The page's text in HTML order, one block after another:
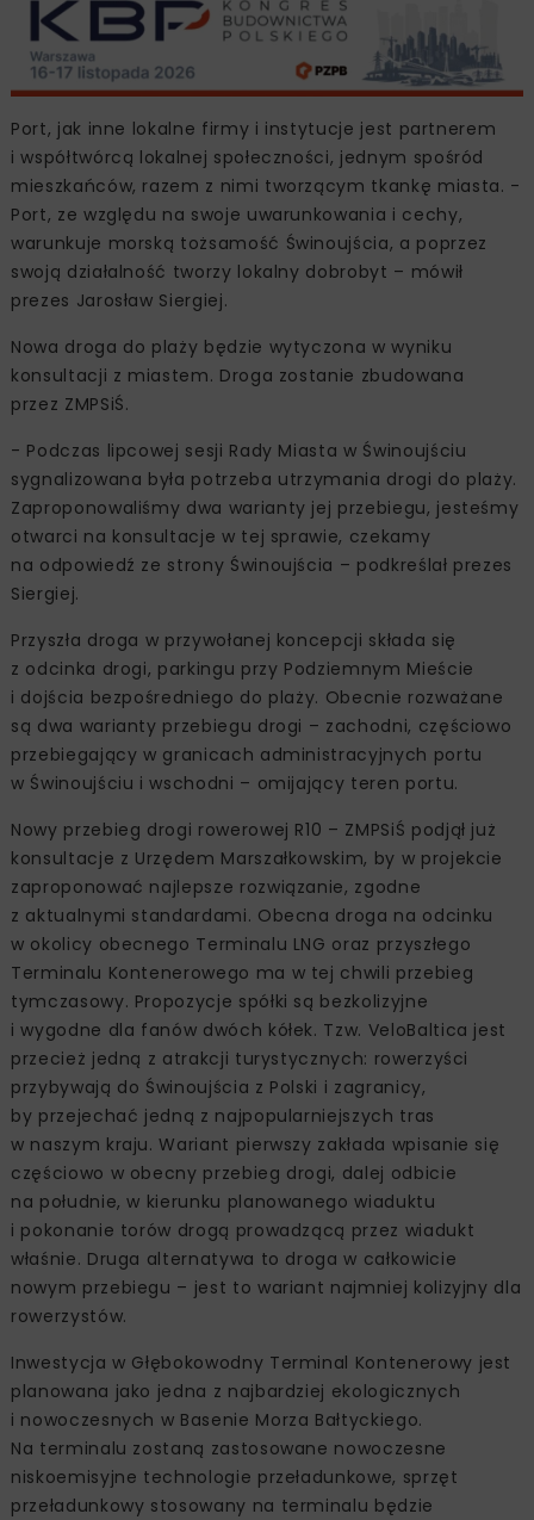
Port, jak inne lokalne firmy i instytucje jest partnerem
i współtwórcą lokalnej społeczności, jednym spośród
mieszkańców, razem z nimi tworzącym tkankę miasta. -
Port, ze względu na swoje uwarunkowania i cechy,
warunkuje morską tożsamość Świnoujścia, a poprzez
swoją działalność tworzy lokalny dobrobyt – mówił
prezes Jarosław Siergiej.
Nowa droga do plaży będzie wytyczona w wyniku
konsultacji z miastem. Droga zostanie zbudowana
przez ZMPSiŚ.
- Podczas lipcowej sesji Rady Miasta w Świnoujściu
sygnalizowana była potrzeba utrzymania drogi do plaży.
Zaproponowaliśmy dwa warianty jej przebiegu, jesteśmy
otwarci na konsultacje w tej sprawie, czekamy
na odpowiedź ze strony Świnoujścia – podkreślał prezes
Siergiej.
Przyszła droga w przywołanej koncepcji składa się
z odcinka drogi, parkingu przy Podziemnym Mieście
i dojścia bezpośredniego do plaży. Obecnie rozważane
są dwa warianty przebiegu drogi – zachodni, częściowo
przebiegający w granicach administracyjnych portu
w Świnoujściu i wschodni – omijający teren portu.
Nowy przebieg drogi rowerowej R10 – ZMPSiŚ podjął już
konsultacje z Urzędem Marszałkowskim, by w projekcie
zaproponować najlepsze rozwiązanie, zgodne
z aktualnymi standardami. Obecna droga na odcinku
w okolicy obecnego Terminalu LNG oraz przyszłego
Terminalu Kontenerowego ma w tej chwili przebieg
tymczasowy. Propozycje spółki są bezkolizyjne
i wygodne dla fanów dwóch kółek. Tzw. VeloBaltica jest
przecież jedną z atrakcji turystycznych: rowerzyści
przybywają do Świnoujścia z Polski i zagranicy,
by przejechać jedną z najpopularniejszych tras
w naszym kraju. Wariant pierwszy zakłada wpisanie się
częściowo w obecny przebieg drogi, dalej odbicie
na południe, w kierunku planowanego wiaduktu
i pokonanie torów drogą prowadzącą przez wiadukt
właśnie. Druga alternatywa to droga w całkowicie
nowym przebiegu – jest to wariant najmniej kolizyjny dla
rowerzystów.
Inwestycja w Głębokowodny Terminal Kontenerowy jest
planowana jako jedna z najbardziej ekologicznych
i nowoczesnych w Basenie Morza Bałtyckiego.
Na terminalu zostaną zastosowane nowoczesne
niskoemisyjne technologie przeładunkowe, sprzęt
przeładunkowy stosowany na terminalu będzie